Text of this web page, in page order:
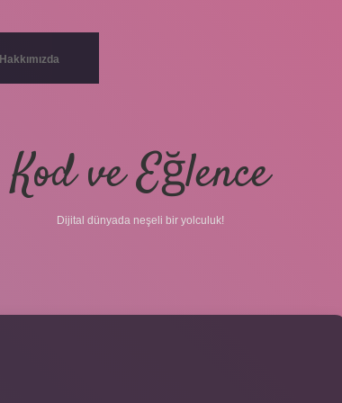
Hakkımızda
Kod ve Eğlence
Dijital dünyada neşeli bir yolculuk!